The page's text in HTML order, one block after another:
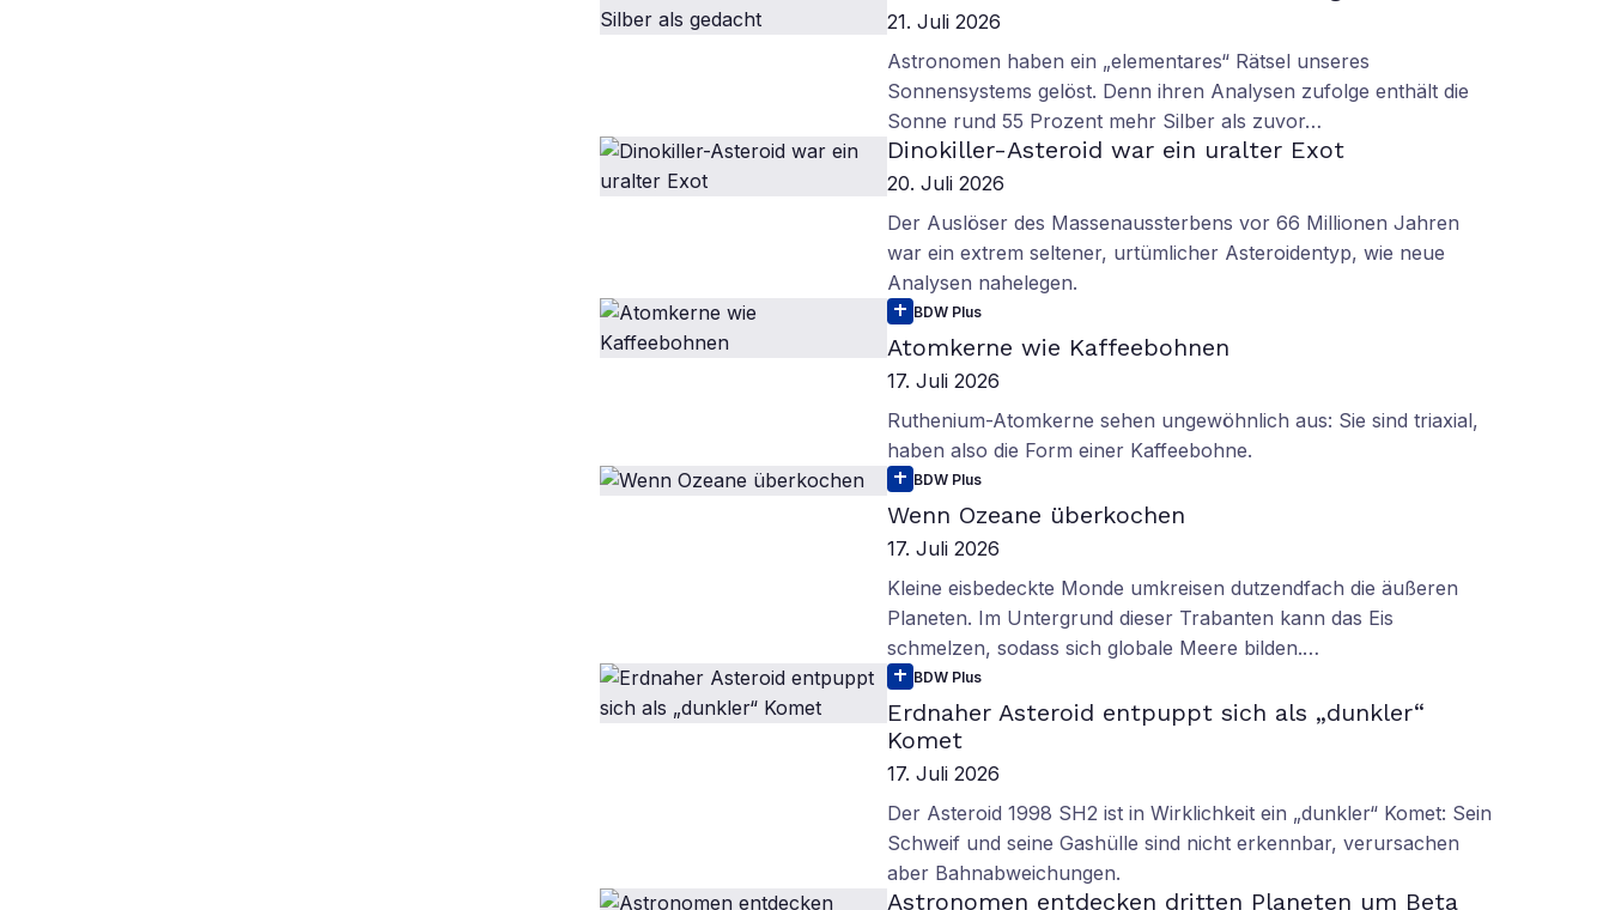
21. Juli 2026
Astronomen haben ein „elementares“ Rätsel unseres
Sonnensystems gelöst. Denn ihren Analysen zufolge enthält die
Sonne rund 55 Prozent mehr Silber als zuvor…
Dinokiller-Asteroid war ein uralter Exot
20. Juli 2026
Der Auslöser des Massenaussterbens vor 66 Millionen Jahren
war ein extrem seltener, urtümlicher Asteroidentyp, wie neue
Analysen nahelegen.
BDW Plus
Atomkerne wie Kaffeebohnen
17. Juli 2026
Ruthenium-Atomkerne sehen ungewöhnlich aus: Sie sind triaxial,
haben also die Form einer Kaffeebohne.
BDW Plus
Wenn Ozeane überkochen
17. Juli 2026
Kleine eisbedeckte Monde umkreisen dutzendfach die äußeren
Planeten. Im Untergrund dieser Trabanten kann das Eis
schmelzen, sodass sich globale Meere bilden.…
BDW Plus
Erdnaher Asteroid entpuppt sich als „dunkler“
Komet
17. Juli 2026
Der Asteroid 1998 SH2 ist in Wirklichkeit ein „dunkler“ Komet: Sein
Schweif und seine Gashülle sind nicht erkennbar, verursachen
aber Bahnabweichungen.
Astronomen entdecken dritten Planeten um Beta